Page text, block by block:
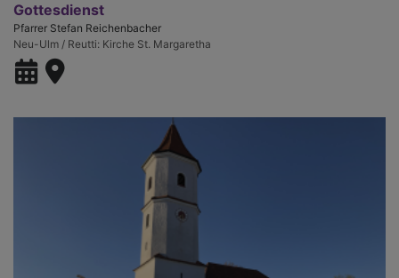
Gottesdienst
Pfarrer Stefan Reichenbacher
Neu-Ulm / Reutti Kirche St. Margaretha